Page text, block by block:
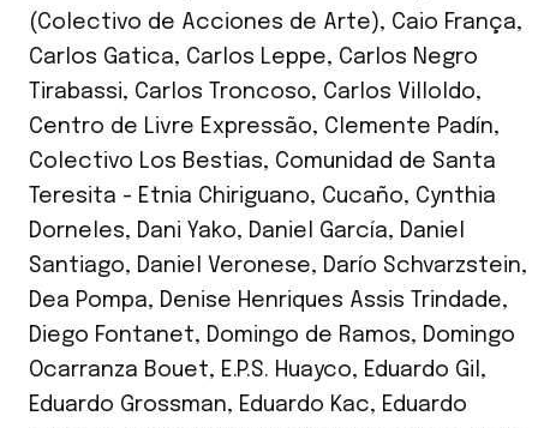
(Colectivo de Acciones de Arte), Caio França,
Carlos Gatica, Carlos Leppe, Carlos Negro
Tirabassi, Carlos Troncoso, Carlos Villoldo,
Centro de Livre Expressão, Clemente Padín,
Colectivo Los Bestias, Comunidad de Santa
Teresita - Etnia Chiriguano, Cucaño, Cynthia
Dorneles, Dani Yako, Daniel García, Daniel
Santiago, Daniel Veronese, Darío Schvarzstein,
Dea Pompa, Denise Henriques Assis Trindade,
Diego Fontanet, Domingo de Ramos, Domingo
Ocarranza Bouet, E.P.S. Huayco, Eduardo Gil ,
Eduardo Grossman, Eduardo Kac, Eduardo